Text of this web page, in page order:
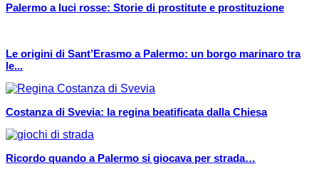
Palermo a luci rosse: Storie di prostitute e prostituzione
Le origini di Sant’Erasmo a Palermo: un borgo marinaro tra
le...
Costanza di Svevia: la regina beatificata dalla Chiesa
Ricordo quando a Palermo si giocava per strada…